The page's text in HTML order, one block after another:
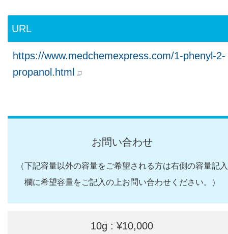
URL
https://www.medchemexpress.com/1-phenyl-2-
propanol.html
お問い合わせ
（下記容量以外の容量をご希望される方は右側の容量記入
欄に希望容量をご記入の上お問い合わせください。）
10g : ¥10,000